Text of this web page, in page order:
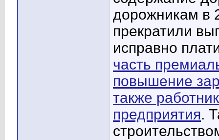
дорожникам в
прекратили
исправно
часть
повышение
также
предприятия.